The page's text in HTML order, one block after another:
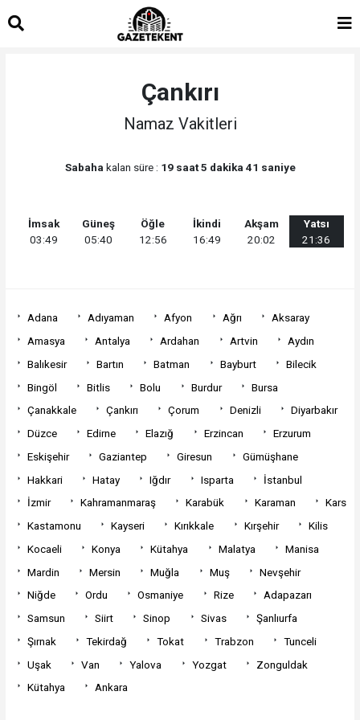
sohbet
sohbetler
chat
Çankırı
Namaz Vakitleri
Sabaha kalan süre : 19 saat 5 dakika 41 saniye
İmsak
03:49
Güneş
05:40
Öğle
12:56
İkindi
16:49
Akşam
20:02
Yatsı
21:36
Adana Adıyaman Afyon Ağrı
Aksaray
Amasya
Antalya Ardahan Artvin
Aydın
Balıkesir
Bartın Batman Bayburt
Bilecik
Bingöl
Bitlis Bolu Burdur
Bursa
Çanakkale
Çankırı Çorum Denizli
Diyarbakır
Düzce
Edirne Elazığ Erzincan
Erzurum
Eskişehir
Gaziantep Giresun
Gümüşhane
Hakkari
Hatay Iğdır Isparta
İstanbul
İzmir
Kahramanmaraş Karabük Karaman
Kars
Kastamonu
Kayseri Kırıkkale Kırşehir
Kilis
Kocaeli
Konya Kütahya Malatya
Manisa
Mardin
Mersin Muğla Muş
Nevşehir
Niğde
Ordu Osmaniye Rize
Adapazarı
Samsun
Siirt Sinop Sivas
Şanlıurfa
Şırnak
Tekirdağ Tokat Trabzon
Tunceli
Uşak
Van Yalova Yozgat
Zonguldak
Kütahya
Ankara